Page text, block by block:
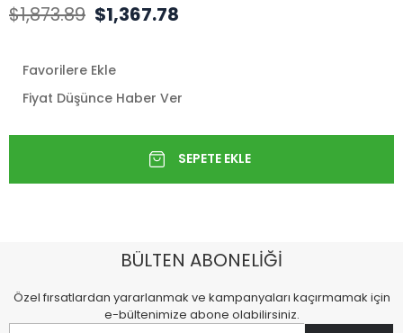
$1,873.89 $1,367.78
Favorilere Ekle
Fiyat Düşünce Haber Ver
BÜLTEN ABONELİĞİ
Özel fırsatlardan yararlanmak ve kampanyaları kaçırmamak için
e-bültenimize abone olabilirsiniz.